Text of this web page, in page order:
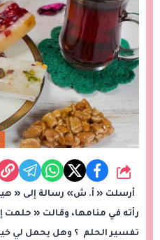
شارك
أرسلت « أ. ش» رسالة إلى «
رأته في منامها، وقالت « حلمت
تفسير الحلم ؟ وهل يحمل لي